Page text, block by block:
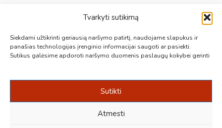
Tvarkyti sutikimą
Siekdami užtikrinti geriausią naršymo patirtį, naudojame slapukus ir
panašias technologijas įrenginio informacijai saugoti ar pasiekti.
Sutikus galėsime apdoroti naršymo duomenis paslaugų kokybei gerinti
Sutikti
Atmesti
Aukščiausios kokybės medinės, laminuotos, vinilinės grindys, paklotai,
kiliminės plytelės, grindjuostės ir kt. originalios bei kokybiškos prekės
jūsų grindims.
+370 687 19789